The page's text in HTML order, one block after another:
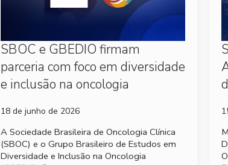
SBOC e GBEDIO firmam
parceria com foco em diversidade
e inclusão na oncologia
18 de junho de 2026
A Sociedade Brasileira de Oncologia Clínica
(SBOC) e o Grupo Brasileiro de Estudos em
Diversidade e Inclusão na Oncologia